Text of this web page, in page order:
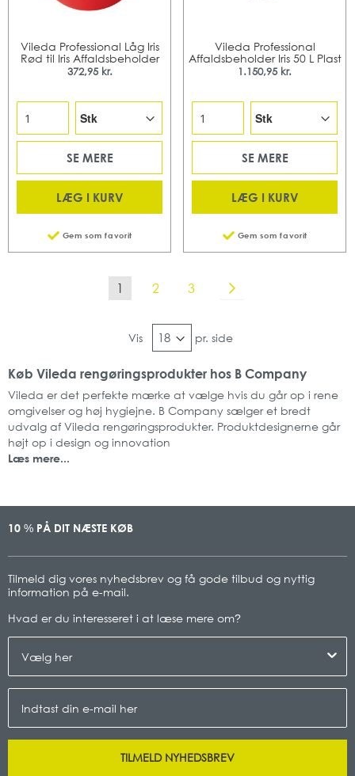
Vileda Professional Låg Iris
Rød til Iris Affaldsbeholder
372,95 kr.
SE MERE
LÆG I KURV
Gem som favorit
Vileda Professional
Affaldsbeholder Iris 50 L Plast
1.150,95 kr.
SE MERE
LÆG I KURV
Gem som favorit
SideDu læser i øjeblikket side
1 Side
2 Side
3
Vis pr. side
Køb Vileda rengøringsprodukter hos B Company
Vileda er det perfekte mærke at vælge hvis du går op i rene
omgivelser og høj hygiejne. B Company sælger et bredt
udvalg af Vileda rengøringsprodukter. Produktdesignerne går
højt op i design og innovation
Læs mere...
10 % PÅ DIT NÆSTE KØB
Tilmeld dig vores nyhedsbrev og få gode tilbud og nyttig
information på e-mail.
Hvad er du interesseret i at læse mere om?
TILMELD NYHEDSBREV